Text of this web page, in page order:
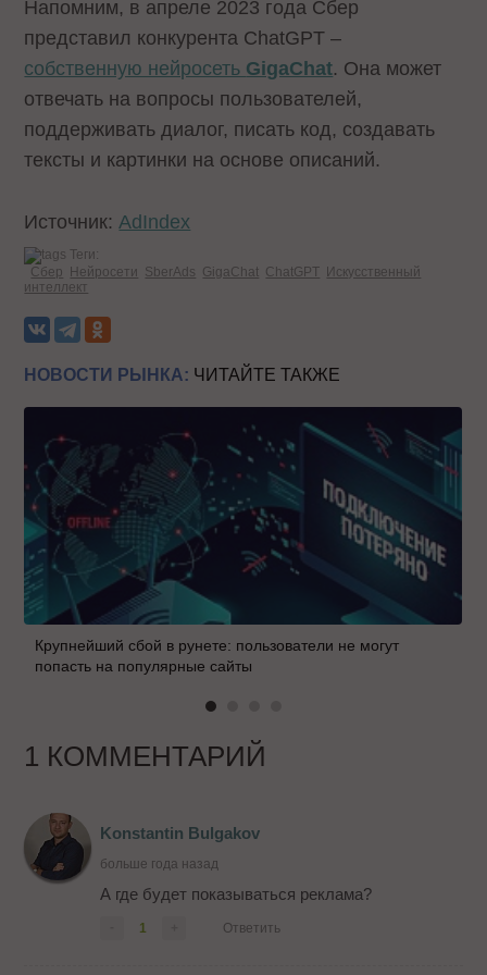
Напомним, в апреле 2023 года Сбер
представил конкурента ChatGPT –
собственную нейросеть GigaChat. Она может
отвечать на вопросы пользователей,
поддерживать диалог, писать код, создавать
тексты и картинки на основе описаний.
Источник: AdIndex
Теги:
Сбер Нейросети SberAds GigaChat ChatGPT Искусственный
интеллект
НОВОСТИ РЫНКА: ЧИТАЙТЕ ТАКЖЕ
Крупнейший сбой в рунете: пользователи не могут
попасть на популярные сайты
1 КОММЕНТАРИЙ
Konstantin Bulgakov
больше года назад
А где будет показываться реклама?
1 Ответить